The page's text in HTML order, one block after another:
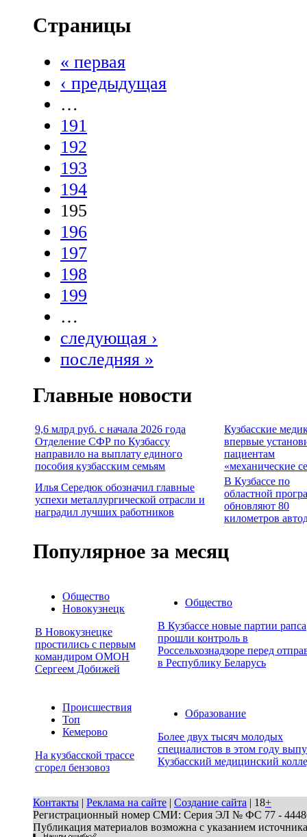
Страницы
« первая
‹ предыдущая
…
191
192
193
194
195
196
197
198
199
…
следующая ›
последняя »
Главные новости
9,6 млрд руб. с начала 2026 года
Отделение СФР по Кузбассу
направило на выплату единого
пособия кузбасским семьям
Кузбасские
впервые
пациентам
«механические
Илья Середюк обозначил главные
успехи металлургической отрасли и
наградил лучших работников
В Кузбассе по
областной
обновляют 80
километров
Популярное за месяц
Общество
Новокузнецк
В Новокузнецке
простились с первым
командиром ОМОН
Сергеем Добижей
Общество
В Кузбассе новые партии рапса
прошли контроль в
Россельхознадзоре перед
в Республику Беларусь
Происшествия
Топ
Кемерово
На кузбасской трассе
сгорел бензовоз
Образование
Более двух тысяч молодых
специалистов в этом году
Кузбасский медицинский
Контакты | Реклама на сайте | Создание сайта | 18+
Регистрационный номер СМИ: Серия ЭЛ № ФС 77 - 44486
Публикация материалов возможна с указанием